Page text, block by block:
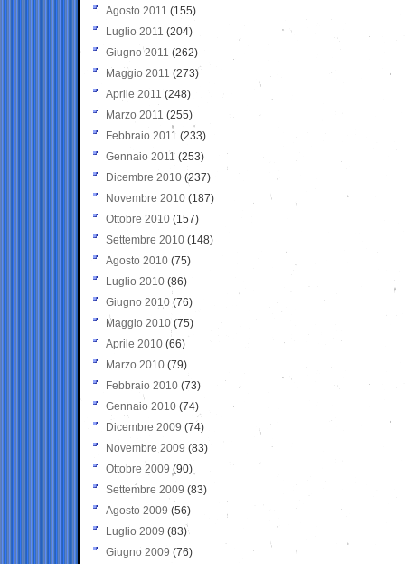
Agosto 2011 (155)
Luglio 2011 (204)
Giugno 2011 (262)
Maggio 2011 (273)
Aprile 2011 (248)
Marzo 2011 (255)
Febbraio 2011 (233)
Gennaio 2011 (253)
Dicembre 2010 (237)
Novembre 2010 (187)
Ottobre 2010 (157)
Settembre 2010 (148)
Agosto 2010 (75)
Luglio 2010 (86)
Giugno 2010 (76)
Maggio 2010 (75)
Aprile 2010 (66)
Marzo 2010 (79)
Febbraio 2010 (73)
Gennaio 2010 (74)
Dicembre 2009 (74)
Novembre 2009 (83)
Ottobre 2009 (90)
Settembre 2009 (83)
Agosto 2009 (56)
Luglio 2009 (83)
Giugno 2009 (76)